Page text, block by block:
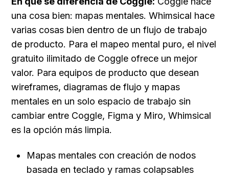
una cosa bien: mapas mentales. Whimsical hace
varias cosas bien dentro de un flujo de trabajo
de producto. Para el mapeo mental puro, el nivel
gratuito ilimitado de Coggle ofrece un mejor
valor. Para equipos de producto que desean
wireframes, diagramas de flujo y mapas
mentales en un solo espacio de trabajo sin
cambiar entre Coggle, Figma y Miro, Whimsical
es la opción más limpia.
Mapas mentales con creación de nodos
basada en teclado y ramas colapsables